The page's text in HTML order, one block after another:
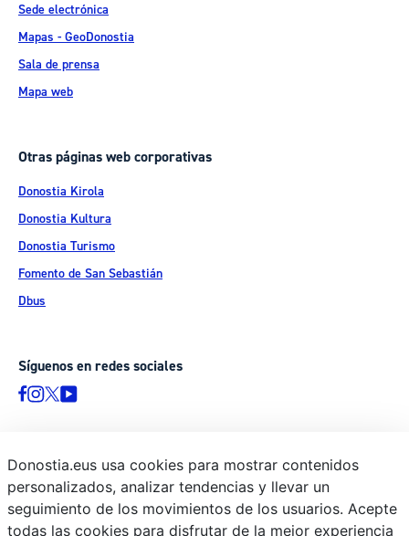
Sede electrónica
Mapas - GeoDonostia
Sala de prensa
Mapa web
Otras páginas web corporativas
Donostia Kirola
Donostia Kultura
Donostia Turismo
Fomento de San Sebastián
Dbus
Síguenos en redes sociales
© Donostiako Udala - Ayuntamiento de Donostia / San Sebastián
Ijentea 1, 20003 Donostia / San Sebastián
Aviso legal
Donostia.eus usa cookies para mostrar contenidos
personalizados, analizar tendencias y llevar un
seguimiento de los movimientos de los usuarios. Acepte
todas las cookies para disfrutar de la mejor experiencia